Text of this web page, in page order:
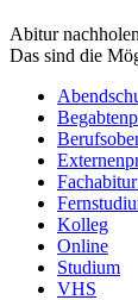
Abitur
Das sind die
Kolleg
Online
Studium
VHS